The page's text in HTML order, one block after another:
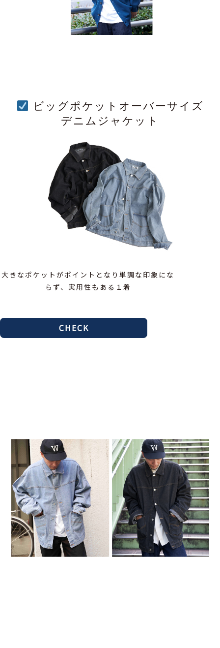
ビッグポケットオーバーサイズ
デニムジャケット
大きなポケットがポイントとなり単調な印象にな
らず、実用性もある１着
CHECK